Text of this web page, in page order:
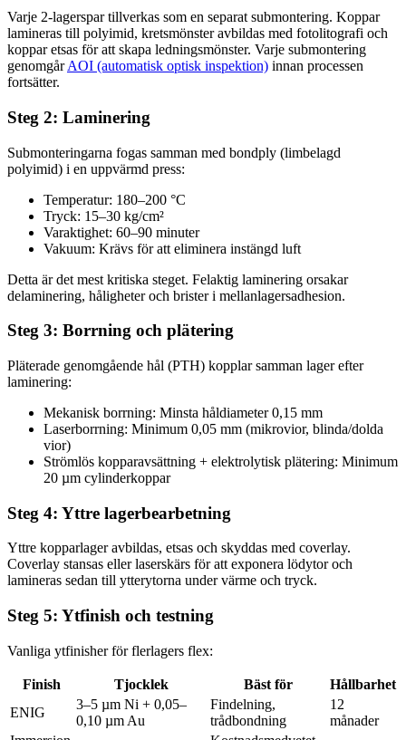
Varje 2-lagerspar tillverkas som en separat submontering. Koppar
lamineras till polyimid, kretsmönster avbildas med fotolitografi och
koppar etsas för att skapa ledningsmönster. Varje submontering
genomgårAOI (automatisk optisk inspektion) innan processen
fortsätter.
Steg 2: Laminering
Submonteringarna fogas samman med bondply (limbelagd
polyimid) i en uppvärmd press:
Temperatur: 180–200 °C
Tryck: 15–30 kg/cm²
Varaktighet: 60–90 minuter
Vakuum: Krävs för att eliminera instängd luft
Detta är det mest kritiska steget. Felaktig laminering orsakar
delaminering, håligheter och brister i mellanlagersadhesion.
Steg 3: Borrning och plätering
Pläterade genomgående hål (PTH) kopplar samman lager efter
laminering:
Mekanisk borrning: Minsta håldiameter 0,15 mm
Laserborrning: Minimum 0,05 mm (mikrovior, blinda/dolda
vior)
Strömlös kopparavsättning + elektrolytisk plätering: Minimum
20 µm cylinderkoppar
Steg 4: Yttre lagerbearbetning
Yttre kopparlager avbildas, etsas och skyddas med coverlay.
Coverlay stansas eller laserskärs för att exponera lödytor och
lamineras sedan till ytterytorna under värme och tryck.
Steg 5: Ytfinish och testning
Vanliga ytfinisher för flerlagers flex:
Finish Tjocklek Bäst för
Hållbarhet
ENIG
3–5 µm Ni + 0,05–
0,10 µm Au
Findelning,
trådbondning
12
månader